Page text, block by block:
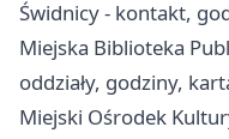
Świdnicy - kontakt,
Miejska Biblioteka
oddziały, godziny,
Miejski Ośrodek